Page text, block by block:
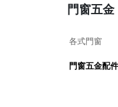
門窗五金
各式門窗
門窗五金配